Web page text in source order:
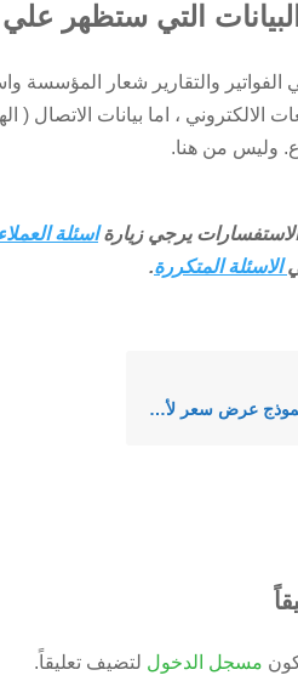
التي ستظهر علي
والتقارير شعار المؤسسة
الالكتروني ، اما بيانات الاتصال
وليس من هنا.
يرجي زيارةاسئلة
الاسئلة المتكررة.
سعر لأصغر وحدة او لجميع وحدات الصنف
مسجل الدخول لتضيف تعليقاً.